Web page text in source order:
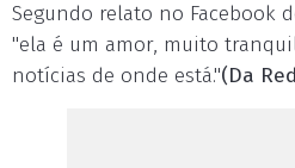
Segundo relato no Facebook
"ela é um amor, muito
notícias de onde está."(Da